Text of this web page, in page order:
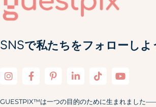
SNSで私たちをフォローしよ
GUESTPIX™は一つの目的のために生まれました